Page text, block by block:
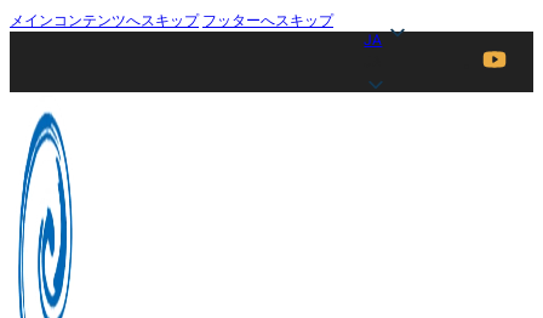
メインコンテンツへスキップ フッターへスキップ
JA